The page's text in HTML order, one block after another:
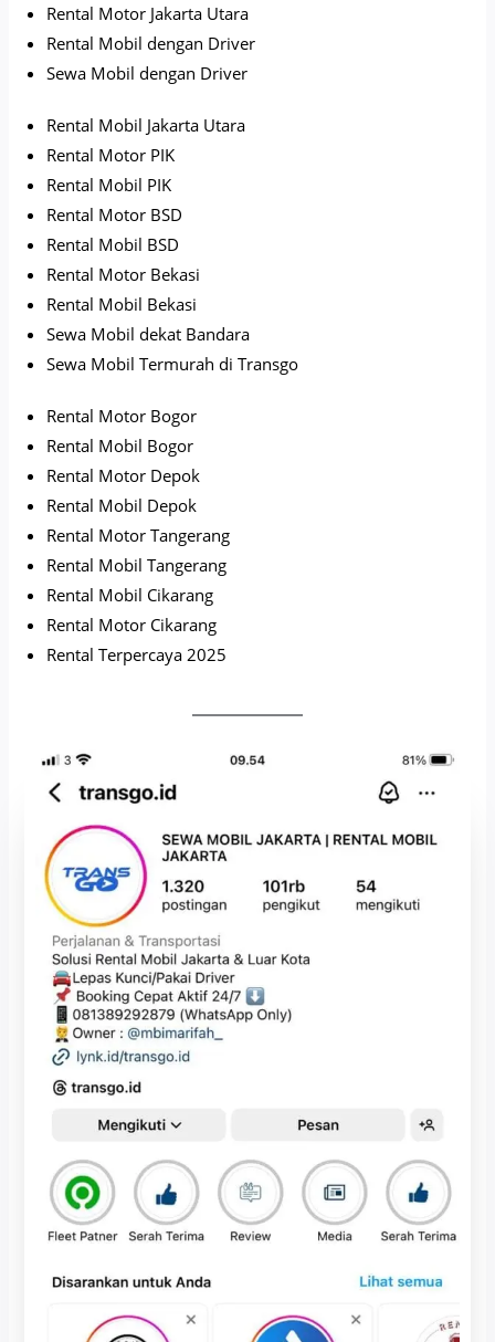
Rental Motor Jakarta Utara
Rental Mobil dengan Driver
Sewa Mobil dengan Driver
Rental Mobil Jakarta Utara
Rental Motor PIK
Rental Mobil PIK
Rental Motor BSD
Rental Mobil BSD
Rental Motor Bekasi
Rental Mobil Bekasi
Sewa Mobil dekat Bandara
Sewa Mobil Termurah di Transgo
Rental Motor Bogor
Rental Mobil Bogor
Rental Motor Depok
Rental Mobil Depok
Rental Motor Tangerang
Rental Mobil Tangerang
Rental Mobil Cikarang
Rental Motor Cikarang
Rental Terpercaya 2025